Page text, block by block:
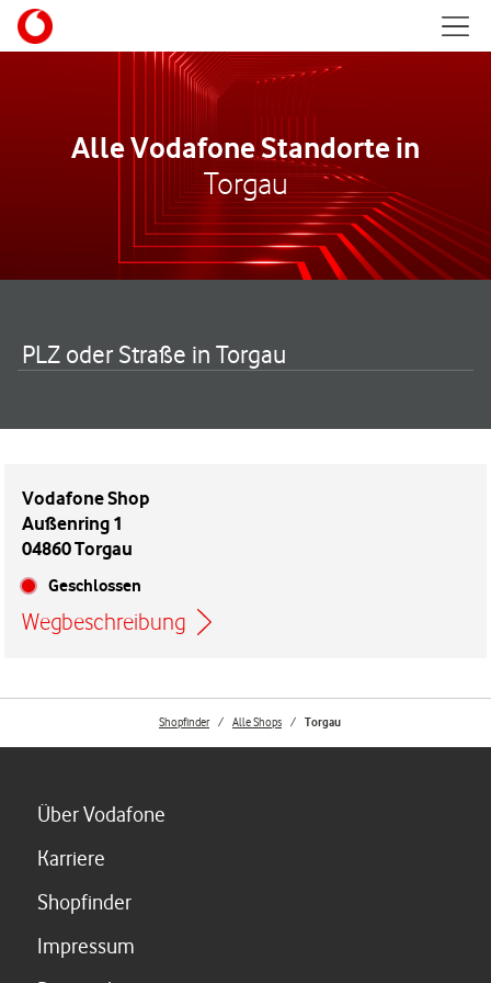
Skip to content
Alle Vodafone Standorte in
Torgau
PLZ oder Straße in Torgau
Vodafone Shop
Außenring 1
04860 Torgau
Geschlossen
Wegbeschreibung
Link öffnet in einem neuen Tab
Shopfinder Alle Shops Torgau
Über Vodafone
Karriere
ShopfinderLink öffnet in einem neuen Tab
Impressum